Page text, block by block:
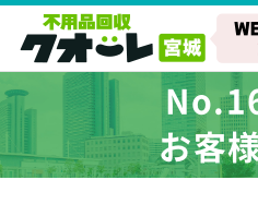
お客